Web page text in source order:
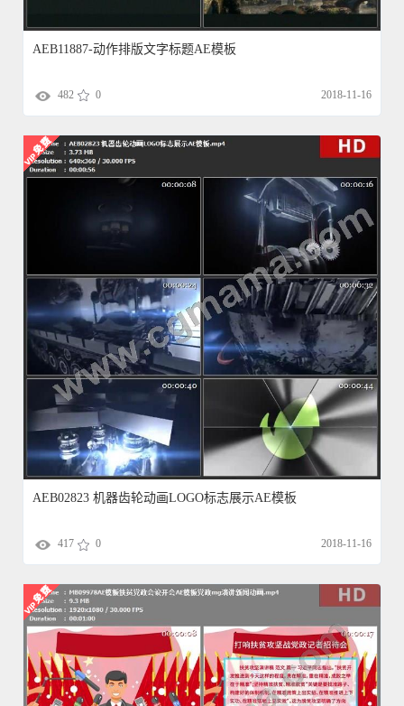
AEB11887-动作排版文字标题AE模板
482 0 2018-11-16
AEB02823 机器齿轮动画LOGO标志展示AE模板
417 0 2018-11-16